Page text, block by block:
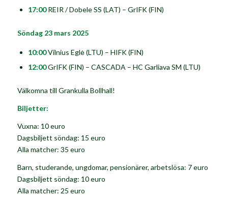
17:00REIR / Dobele SS (LAT) – GrIFK (FIN)
Söndag 23 mars 2025
10:00Vilnius Eglė (LTU) – HIFK (FIN)
12:00GrIFK (FIN) – CASCADA – HC Garliava SM (LTU)
Välkomna till Grankulla Bollhall!
Biljetter:
Vuxna: 10 euro
Dagsbiljett söndag: 15 euro
Alla matcher: 35 euro
Barn, studerande, ungdomar, pensionärer, arbetslösa: 7 euro
Dagsbiljett söndag: 10 euro
Alla matcher: 25 euro